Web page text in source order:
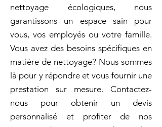
nettoyage écologiques, nous
garantissons un espace sain pour
vous, vos employés ou votre famille.
Vous avez des besoins spécifiques en
matière de nettoyage? Nous sommes
là pour y répondre et vous fournir une
prestation sur mesure. Contactez-
nous pour obtenir un devis
personnalisé et profiter de nos